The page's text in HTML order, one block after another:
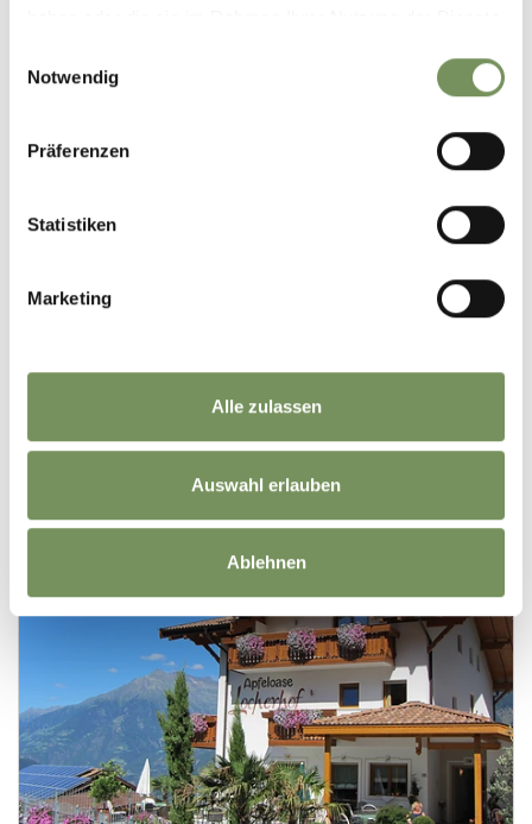
Notwendig
Präferenzen
Statistiken
Marketing
Alle zulassen
Auswahl erlauben
Ablehnen